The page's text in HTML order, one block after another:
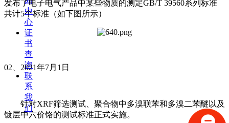
中
心
证
书
查
询
联
系
我
们
发布了电子电气产品中某些物质的测定GB/T 39560系列标准
共计5个标准（如下图所示）
02、2021年7月1日
针对XRF筛选测试、聚合物中多溴联苯和多溴二苯醚以及
镀层中六价铬的测试标准正式实施。